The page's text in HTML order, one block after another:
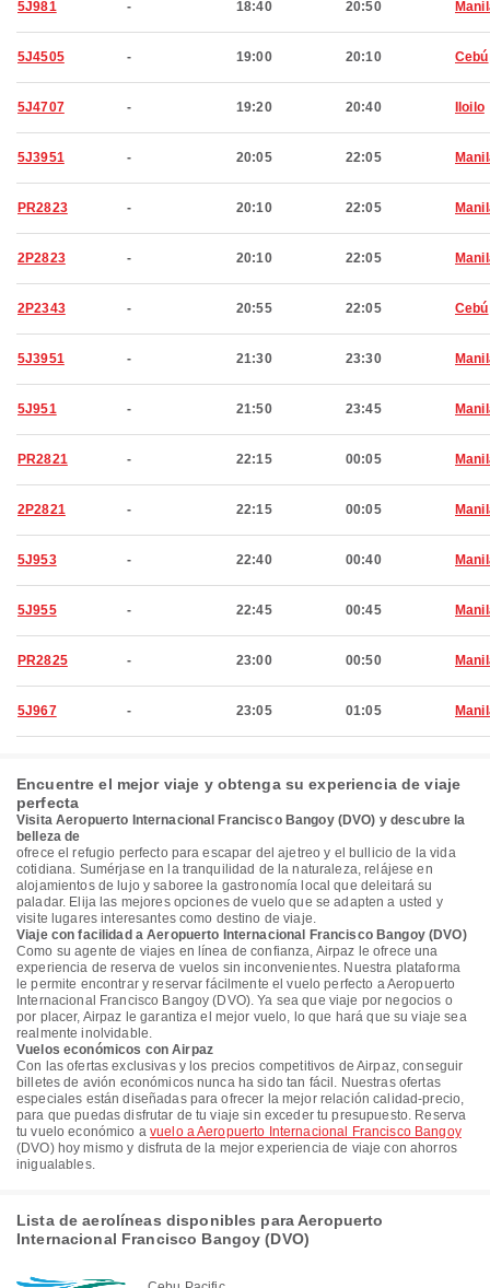
5J981 - 18:40 20:50
5J4505 - 19:00 20:10 Cebú
5J4707 - 19:20 20:40 Iloilo
5J3951 - 20:05 22:05
PR2823 - 20:10 22:05
2P2823 - 20:10 22:05
2P2343 - 20:55 22:05 Cebú
5J3951 - 21:30 23:30
5J951 - 21:50 23:45
PR2821 - 22:15 00:05
2P2821 - 22:15 00:05
5J953 - 22:40 00:40
5J955 - 22:45 00:45
PR2825 - 23:00 00:50
5J967 - 23:05 01:05
Encuentre el mejor viaje y obtenga su experiencia de viaje
perfecta
Visita Aeropuerto Internacional Francisco Bangoy (DVO) y descubre la
belleza de
ofrece el refugio perfecto para escapar del ajetreo y el bullicio de la vida
cotidiana. Sumérjase en la tranquilidad de la naturaleza, relájese en
alojamientos de lujo y saboree la gastronomía local que deleitará su
paladar. Elija las mejores opciones de vuelo que se adapten a usted y
visite lugares interesantes como destino de viaje.
Viaje con facilidad a Aeropuerto Internacional Francisco Bangoy (DVO)
Como su agente de viajes en línea de confianza, Airpaz le ofrece una
experiencia de reserva de vuelos sin inconvenientes. Nuestra plataforma
le permite encontrar y reservar fácilmente el vuelo perfecto a Aeropuerto
Internacional Francisco Bangoy (DVO). Ya sea que viaje por negocios o
por placer, Airpaz le garantiza el mejor vuelo, lo que hará que su viaje sea
realmente inolvidable.
Vuelos económicos con Airpaz
Con las ofertas exclusivas y los precios competitivos de Airpaz, conseguir
billetes de avión económicos nunca ha sido tan fácil. Nuestras ofertas
especiales están diseñadas para ofrecer la mejor relación calidad-precio,
para que puedas disfrutar de tu viaje sin exceder tu presupuesto. Reserva
tu vuelo económico a vuelo a Aeropuerto Internacional Francisco Bangoy
(DVO) hoy mismo y disfruta de la mejor experiencia de viaje con ahorros
inigualables.
Lista de aerolíneas disponibles para Aeropuerto
Internacional Francisco Bangoy (DVO)